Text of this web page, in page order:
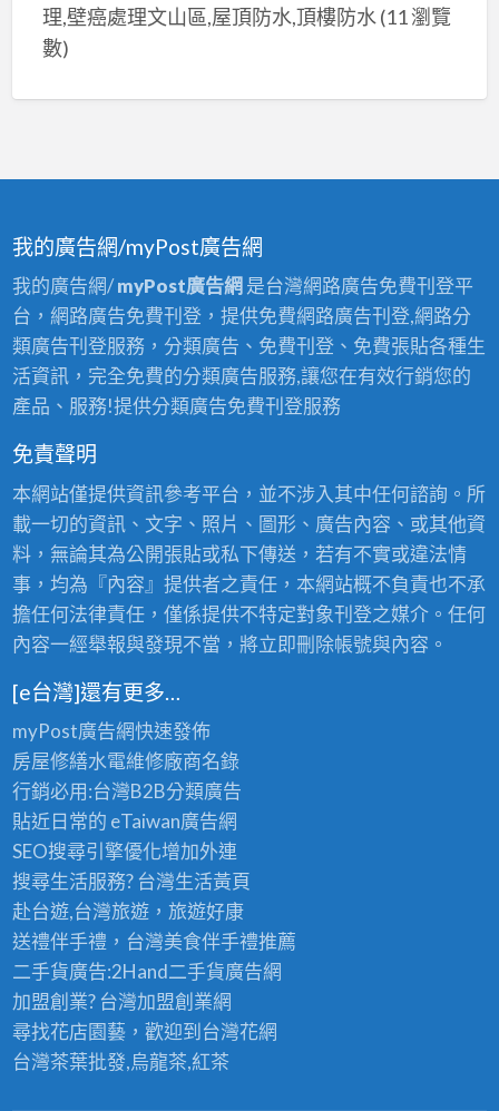
理,壁癌處理文山區,屋頂防水,頂樓防水(11 瀏覽
數)
我的廣告網/myPost廣告網
我的廣告網/myPost廣告網 是台灣網路廣告免費刊登平
台，網路廣告免費刊登，提供免費網路廣告刊登,網路分
類廣告刊登服務，分類廣告、免費刊登、免費張貼各種生
活資訊，完全免費的分類廣告服務,讓您在有效行銷您的
產品、服務!提供分類廣告免費刊登服務
免責聲明
本網站僅提供資訊參考平台，並不涉入其中任何諮詢。所
載一切的資訊、文字、照片、圖形、廣告內容、或其他資
料，無論其為公開張貼或私下傳送，若有不實或違法情
事，均為『內容』提供者之責任，本網站概不負責也不承
擔任何法律責任，僅係提供不特定對象刊登之媒介。任何
內容一經舉報與發現不當，將立即刪除帳號與內容。
[e台灣]還有更多…
myPost廣告網快速發佈
房屋修繕水電維修廠商名錄
行銷必用:台灣B2B分類廣告
貼近日常的 eTaiwan廣告網
SEO搜尋引擎優化增加外連
搜尋生活服務? 台灣生活黃頁
赴台遊,台灣旅遊，旅遊好康
送禮伴手禮，台灣美食伴手禮推薦
二手貨廣告:2Hand二手貨廣告網
加盟創業? 台灣加盟創業網
尋找花店園藝，歡迎到 台灣花網
台灣茶葉批發,烏龍茶,紅茶